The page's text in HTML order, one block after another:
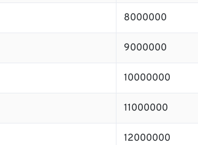
8000000
9000000
10000000
11000000
12000000